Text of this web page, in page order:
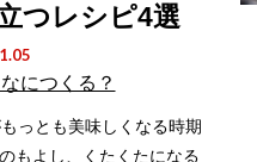
つレシピ4選
につくる？
っとも美味しくなる時期
もよし、くたくたになる